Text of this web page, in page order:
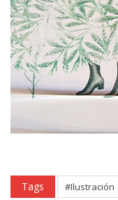
Tags #Ilustración